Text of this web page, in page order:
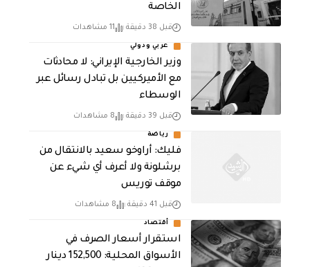
الخاصة
قبل 38 دقيقة 11 مشاهدات
عربي ودولي
‏وزير الخارجية الإيراني: لا محادثات
مع الأميركيين بل تبادل رسائل عبر
الوسطاء
قبل 39 دقيقة 8 مشاهدات
رياضة
فليك: أراوخو سعيد بالانتقال من
برشلونة ولا أعرف أي شيء عن
موقف توريس
قبل 41 دقيقة 8 مشاهدات
أقتصاد
استقرار أسعار الصرف في
الأسواق المحلية: 152,500 دينار